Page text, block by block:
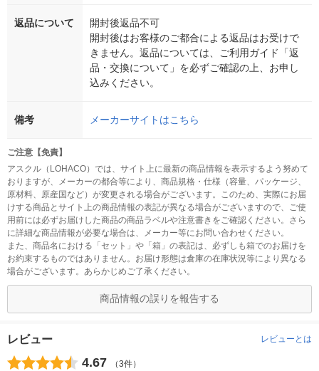
返品について
開封後返品不可
開封後はお客様のご都合による返品はお受けで
きません。返品については、ご利用ガイド「返
品・交換について」を必ずご確認の上、お申し
込みください。
備考 メーカーサイトはこちら
ご注意【免責】
アスクル（LOHACO）では、サイト上に最新の商品情報を表示するよう努めて
おりますが、メーカーの都合等により、商品規格・仕様（容量、パッケージ、
原材料、原産国など）が変更される場合がございます。このため、実際にお届
けする商品とサイト上の商品情報の表記が異なる場合がございますので、ご使
用前には必ずお届けした商品の商品ラベルや注意書きをご確認ください。さら
に詳細な商品情報が必要な場合は、メーカー等にお問い合わせください。
また、商品名における「セット」や「箱」の表記は、必ずしも箱でのお届けを
お約束するものではありません。お届け形態は倉庫の在庫状況等により異なる
場合がございます。あらかじめご了承ください。
商品情報の誤りを報告する
レビュー レビューとは
4.67 （3件）